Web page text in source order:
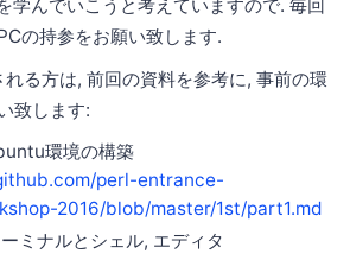
学んでいこうと考えていますので. 毎回
の持参をお願い致します.
れる方は, 前回の資料を参考に, 事前の環
致します:
環境の構築
perl-entrance-
2016/blob/master/1st/part1.md
ミナルとシェル, エディタ